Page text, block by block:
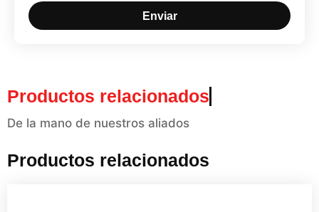
Enviar
Productos relacionados
De la mano de nuestros aliados
Productos relacionados